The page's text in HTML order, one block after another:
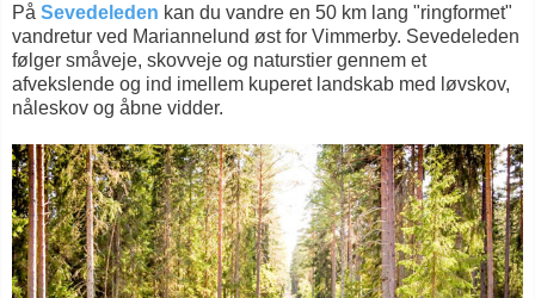
På Sevedeleden kan du vandre en 50 km lang "ringformet"
vandretur ved Mariannelund øst for Vimmerby. Sevedeleden
følger småveje, skovveje og naturstier gennem et
afvekslende og ind imellem kuperet landskab med løvskov,
nåleskov og åbne vidder.